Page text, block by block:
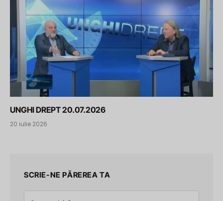
UNGHI DREPT 20.07.2026
20 iulie 2026
SCRIE-NE PĂREREA TA